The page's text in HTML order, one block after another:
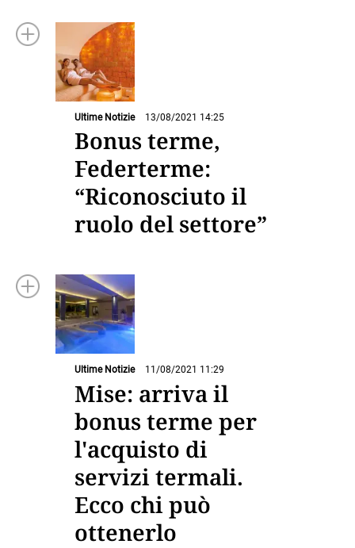
Ultime Notizie 13/08/2021 14:25
Bonus terme,
Federterme:
“Riconosciuto il
ruolo del settore”
Ultime Notizie 11/08/2021 11:29
Mise: arriva il
bonus terme per
l'acquisto di
servizi termali.
Ecco chi può
ottenerlo